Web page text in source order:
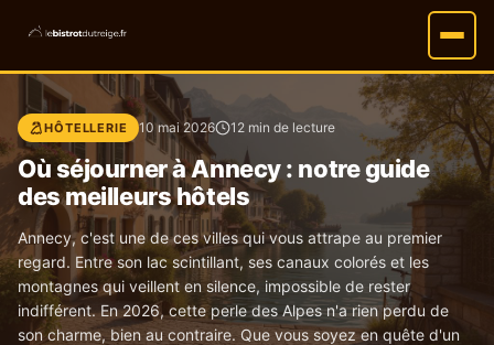
HÔTELLERIE 10 mai 2026 12 min de lecture
Où séjourner à Annecy : notre guide
des meilleurs hôtels
Annecy, c'est une de ces villes qui vous attrape au premier
regard. Entre son lac scintillant, ses canaux colorés et les
montagnes qui veillent en silence, impossible de rester
indifférent. En 2026, cette perle des Alpes n'a rien perdu de
son charme, bien au contraire. Que vous soyez en quête d'un